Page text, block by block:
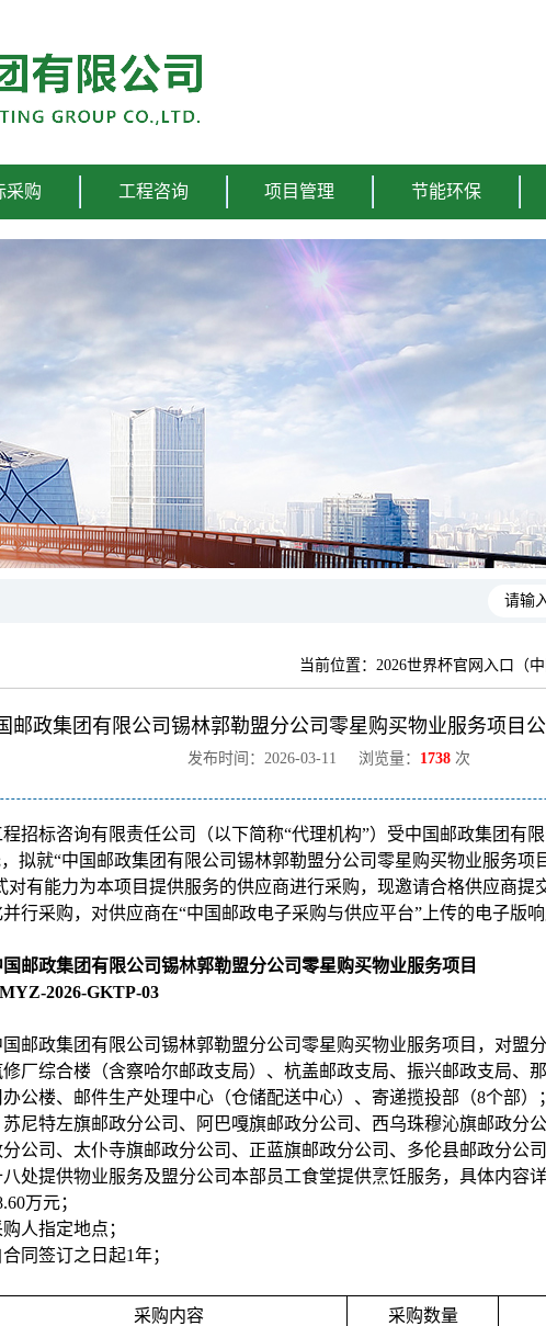
采购 工程咨询 项目管理 节能环保
当前位置： 2026世界杯官网入口（
邮政集团有限公司锡林郭勒盟分公司零星购买物业服务项目
发布时间：2026-03-11 浏览量： 1738 次
招标咨询有限责任公司（以下简称“代理机构”）受中国邮政集团有
拟就“中国邮政集团有限公司锡林郭勒盟分公司零星购买物业服务项
对有能力为本项目提供服务的供应商进行采购，现邀请合格供应商提
行采购，对供应商在“中国邮政电子采购与供应平台”上传的电子版
邮政集团有限公司锡林郭勒盟分公司零星购买物业服务项目
2026-GKTP-03
邮政集团有限公司锡林郭勒盟分公司零星购买物业服务项目，对盟
厂综合楼（含察哈尔邮政支局）、杭盖邮政支局、振兴邮政支局、
公楼、邮件生产处理中心（仓储配送中心）、寄递揽投部（8个部
尼特左旗邮政分公司、阿巴嘎旗邮政分公司、西乌珠穆沁旗邮政分
公司、太仆寺旗邮政分公司、正蓝旗邮政分公司、多伦县邮政分公
处提供物业服务及盟分公司本部员工食堂提供烹饪服务，具体内容详
万元；
人指定地点；
同签订之日起1年；
采购内容 采购数量